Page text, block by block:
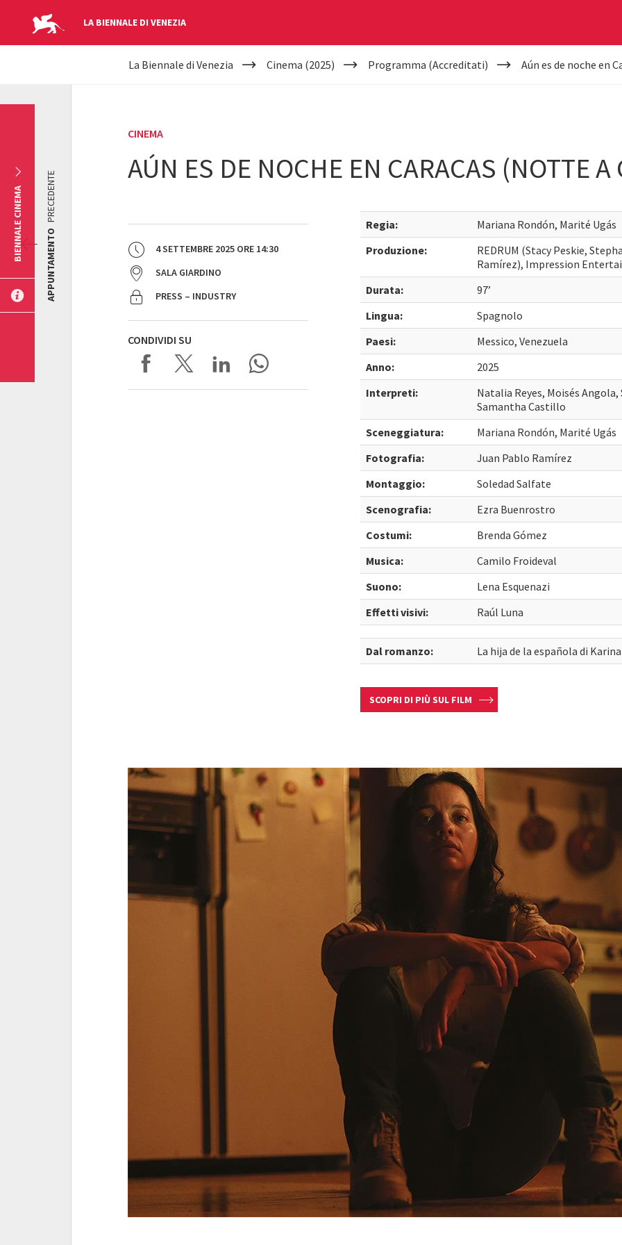
LA BIENNALE DI VENEZIA
YOUR
La Biennale di Venezia Cinema (2025) Programma (Accreditati) Aún es de noche en
CINEMA
AÚN ES DE NOCHE EN CARACAS (NOTTE A
4 SETTEMBRE 2025 ORE 14:30
SALA GIARDINO
PRESS – INDUSTRY
CONDIVIDI SU
Regia:
Mariana Rondón, Marité Ugás
Produzione:
REDRUM (Stacy Peskie,
Ramírez), Impression
Durata:
97’
Lingua:
Spagnolo
Paesi:
Messico, Venezuela
Anno:
2025
Interpreti:
Natalia Reyes, Moisés
Samantha Castillo
Sceneggiatura:
Mariana Rondón, Marité Ugás
Fotografia:
Juan Pablo Ramírez
Montaggio:
Soledad Salfate
Scenografia:
Ezra Buenrostro
Costumi:
Brenda Gómez
Musica:
Camilo Froideval
Suono:
Lena Esquenazi
Effetti visivi:
Raúl Luna
Dal romanzo: La hija de la española di
SCOPRI DI PIÙ SUL FILM
APPUNTAMENTO
PRECEDENTE
BIENNALE CINEMA